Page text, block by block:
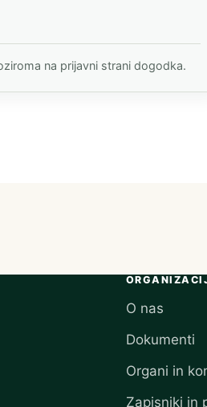
na prijavni strani dogodka.
O nas
Dokumenti
Organi in
Zapisniki in